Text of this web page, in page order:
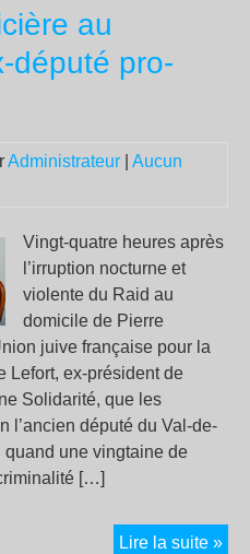
au
député pro-
Administrateur
Aucun
Vingt-quatre heures après
l’irruption nocturne et
violente du Raid au
domicile de Pierre
juive française pour la
Lefort, ex-président de
Solidarité, que les
l’ancien député du Val-de-
quand une vingtaine de
[…]
Lire la suite »